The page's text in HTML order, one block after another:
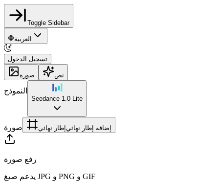
Toggle Sidebar
العربية
تسجيل الدخول
صورة نص
النموذج
Seedance 1.0 Lite
صورة إضافة إطار نهائي إطار نهائي
رفع صورة
يدعم صيغ JPG و PNG و GIF